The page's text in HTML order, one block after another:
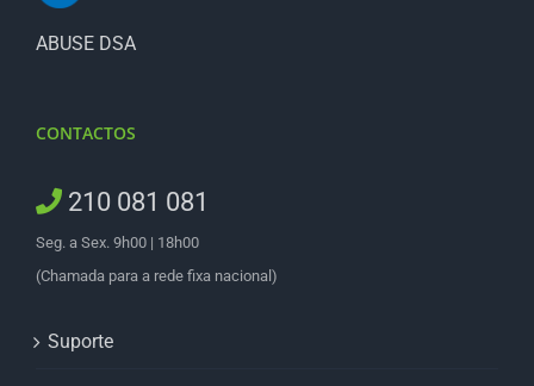
ABUSE DSA
CONTACTOS
210 081 081
Seg. a Sex. 9h00 | 18h00
(Chamada para a rede fixa nacional)
Suporte